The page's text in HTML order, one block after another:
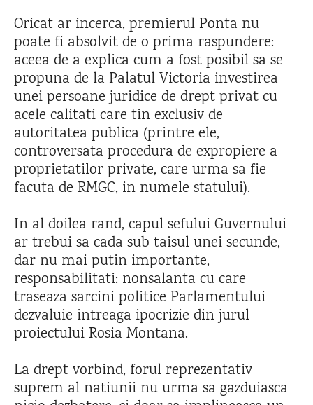
Oricat ar incerca, premierul Ponta nu
poate fi absolvit de o prima raspundere:
aceea de a explica cum a fost posibil sa se
propuna de la Palatul Victoria investirea
unei persoane juridice de drept privat cu
acele calitati care tin exclusiv de
autoritatea publica (printre ele,
controversata procedura de expropiere a
proprietatilor private, care urma sa fie
facuta de RMGC, in numele statului).
In al doilea rand, capul sefului Guvernului
ar trebui sa cada sub taisul unei secunde,
dar nu mai putin importante,
responsabilitati: nonsalanta cu care
traseaza sarcini politice Parlamentului
dezvaluie intreaga ipocrizie din jurul
proiectului Rosia Montana.
La drept vorbind, forul reprezentativ
suprem al natiunii nu urma sa gazduiasca